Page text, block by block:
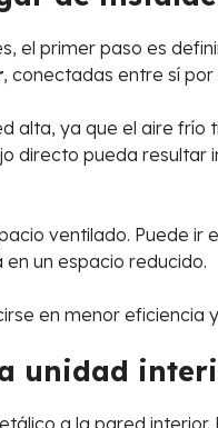
el primer paso es
, conectadas entre sí
alta, ya que el aire
directo pueda
ventilado. Puede
un espacio reducido.
en menor eficiencia
unidad